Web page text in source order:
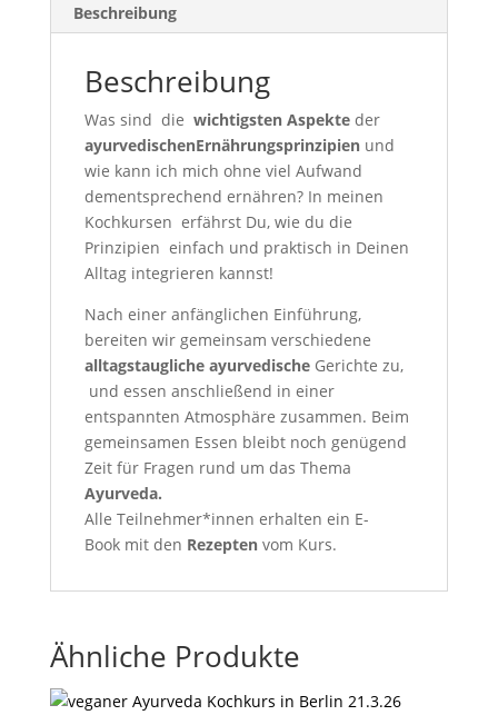
Beschreibung
Beschreibung
Was sind die wichtigsten Aspekteder
ayurvedischenErnährungsprinzipienund
wie kann ich mich ohne viel Aufwand
dementsprechend ernähren? In meinen
Kochkursen erfährst Du, wie du die
Prinzipien einfach und praktisch in Deinen
Alltag integrieren kannst!
Nach einer anfänglichen Einführung,
bereiten wir gemeinsam verschiedene
alltagstaugliche ayurvedischeGerichte zu,
und essen anschließend in einer
entspannten Atmosphäre zusammen. Beim
gemeinsamen Essen bleibt noch genügend
Zeit für Fragen rund um das Thema
Ayurveda.
Alle Teilnehmer*innen erhalten ein E-
Book mit den Rezepten vom Kurs.
Ähnliche Produkte